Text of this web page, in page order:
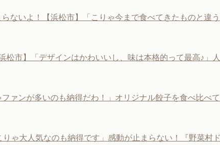
ないよ！【浜松市】「こりゃ今まで食べてきたものと違う
松市】「デザインはかわいいし、味は本格的って最高♪」人
ァンが多いのも納得だわ！」オリジナル餃子を食べ比べて
ゃ大人気なのも納得です」感動が止まらない！『野菜村ド